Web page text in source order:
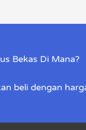
Bekas Di Mana?
beli dengan